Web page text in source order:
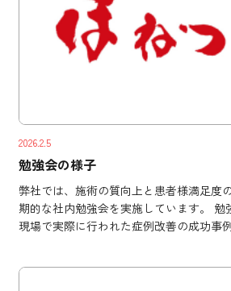
2026.2.5
勉強会の様子
弊社では、施術の質向上と患者様満足度
期的な社内勉強会を実施しています。 勉
現場で実際に行われた症例改善の成功事